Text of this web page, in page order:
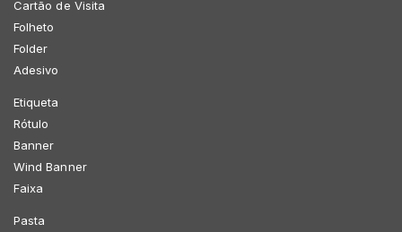
Cartão de Visita
Folheto
Folder
Adesivo
Etiqueta
Rótulo
Banner
Wind Banner
Faixa
Pasta